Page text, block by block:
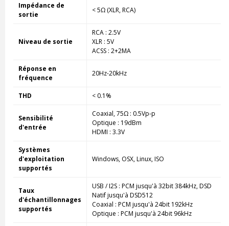
Impédance de
sortie
< 5Ω (XLR, RCA)
Niveau de sortie
RCA : 2.5V
XLR : 5V
ACSS : 2+2MA
Réponse en
fréquence
20Hz-20kHz
THD < 0.1%
Sensibilité
d'entrée
Coaxial, 75Ω : 0.5Vp-p
Optique : 19dBm
HDMI : 3.3V
Systèmes
d'exploitation
supportés
Windows, OSX, Linux, ISO
Taux
d'échantillonnages
supportés
USB / I2S : PCM jusqu'à 32bit 384kHz, DSD
Natif jusqu'à DSD512
Coaxial : PCM jusqu'à 24bit 192kHz
Optique : PCM jusqu'à 24bit 96kHz